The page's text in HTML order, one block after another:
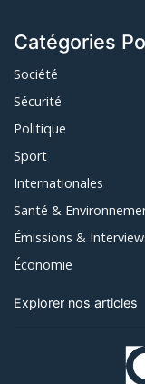
Catégories
Société
Sécurité
Politique
Sport
Internationales
Santé &
Émissions &
Économie
Explorer nos articles